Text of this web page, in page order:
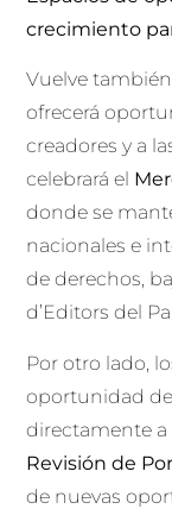
crecimiento
Vuelve
ofrecerá
creadores y a
celebrará el
donde se
nacionales e
de derechos,
d’Editors del
Por otro lado,
oportunidad
directamente a
Revisión de
de nuevas